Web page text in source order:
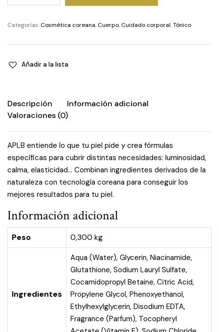
Wash
Categorías: Cosmética coreana, Cuerpo, Cuidado corporal,Tónico
Añadir a la lista
Descripción
Información adicional
Valoraciones (0)
APLB entiende lo que tu piel pide y crea fórmulas
específicas para cubrir distintas necesidades: luminosidad,
calma, elasticidad… Combinan ingredientes derivados de la
naturaleza con tecnología coreana para conseguir los
mejores resultados para tu piel.
Información adicional
Peso 0,300 kg
Ingredientes
Aqua (Water), Glycerin, Niacinamide,
Glutathione, Sodium Lauryl Sulfate,
Cocamidopropyl Betaine, Citric Acid,
Propylene Glycol, Phenoxyethanol,
Ethylhexylglycerin, Disodium EDTA,
Fragrance (Parfum), Tocopheryl